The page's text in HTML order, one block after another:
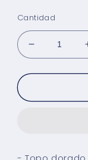
Cantidad
Reducir
cantidad
para
Zul